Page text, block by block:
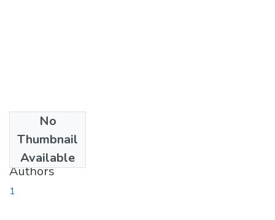
No
Thumbnail
Available
2019-10-24
Authors
1